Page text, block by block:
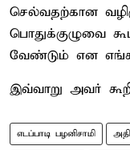
செல்வதற்கான
பொதுக்குழுவை
வேண்டும் என
இவ்வாறு அவர்
எடப்பாடி பழனிசாமி